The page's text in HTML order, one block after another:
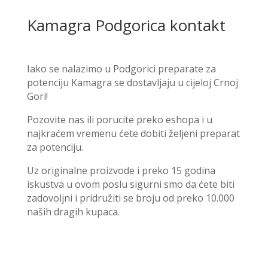
Kamagra Podgorica kontakt
Iako se nalazimo u Podgorici preparate za
potenciju Kamagra se dostavljaju u cijeloj Crnoj
Gori!
Pozovite nas ili porucite preko eshopa i u
najkraćem vremenu ćete dobiti željeni preparat
za potenciju.
Uz originalne proizvode i preko 15 godina
iskustva u ovom poslu sigurni smo da ćete biti
zadovoljni i pridružiti se broju od preko 10.000
naših dragih kupaca.